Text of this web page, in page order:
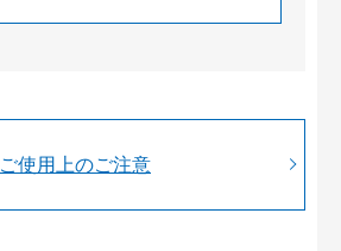
ご使用上のご注意